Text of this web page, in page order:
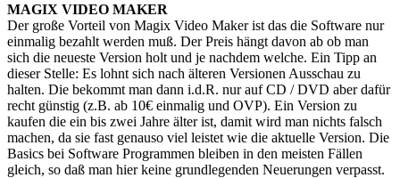
MAGIX VIDEO MAKER
Der große Vorteil von Magix Video Maker ist das die Software nur
einmalig bezahlt werden muß. Der Preis hängt davon ab ob man
sich die neueste Version holt und je nachdem welche. Ein Tipp an
dieser Stelle: Es lohnt sich nach älteren Versionen Ausschau zu
halten. Die bekommt man dann i.d.R. nur auf CD / DVD aber dafür
recht günstig (z.B. ab 10€ einmalig und OVP). Ein Version zu
kaufen die ein bis zwei Jahre älter ist, damit wird man nichts falsch
machen, da sie fast genauso viel leistet wie die aktuelle Version. Die
Basics bei Software Programmen bleiben in den meisten Fällen
gleich, so daß man hier keine grundlegenden Neuerungen verpasst.